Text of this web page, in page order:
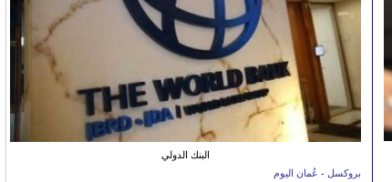
البنك الدولي
بروكسل - عُمان اليوم